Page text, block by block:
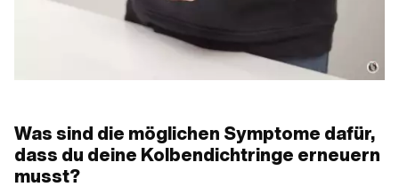
Was sind die möglichen Symptome dafür,
dass du deine Kolbendichtringe erneuern
musst?